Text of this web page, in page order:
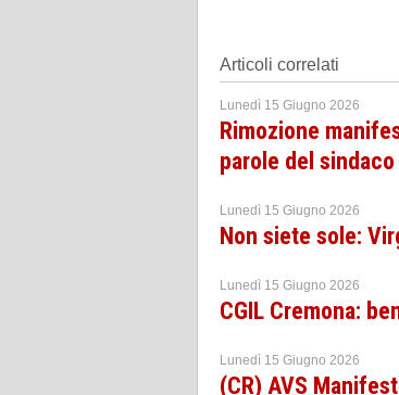
Articoli correlati
Lunedì 15 Giugno 2026
Rimozione
parole del sindaco
Lunedì 15 Giugno 2026
Non siete sole:
Lunedì 15 Giugno 2026
CGIL Cremona:
Lunedì 15 Giugno 2026
(CR) AVS